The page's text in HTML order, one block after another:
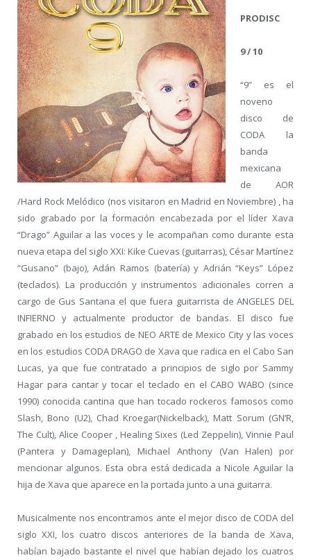
PRODISC
9 / 10
“9” es el
noveno
disco de
CODA la
banda
mexicana
de AOR
/Hard Rock Melódico (nos visitaron en Madrid en Noviembre) , ha
sido grabado por la formación encabezada por el líder Xava
“Drago” Aguilar a las voces y le acompañan como durante esta
nueva etapa del siglo XXI: Kike Cuevas (guitarras), César Martínez
“Gusano” (bajo), Adán Ramos (batería) y Adrián “Keys” López
(teclados). La producción y instrumentos adicionales corren a
cargo de Gus Santana el que fuera guitarrista de ANGELES DEL
INFIERNO y actualmente productor de bandas. El disco fue
grabado en los estudios de NEO ARTE de Mexico City y las voces
en los estudios CODA DRAGO de Xava que radica en el Cabo San
Lucas, ya que fue contratado a principios de siglo por Sammy
Hagar para cantar y tocar el teclado en el CABO WABO (since
1990) conocida cantina que han tocado rockeros famosos como
Slash, Bono (U2), Chad Kroegar(Nickelback), Matt Sorum (GN’R,
The Cult), Alice Cooper , Healing Sixes (Led Zeppelin), Vinnie Paul
(Pantera y Damageplan), Michael Anthony (Van Halen) por
mencionar algunos. Esta obra está dedicada a Nicole Aguilar la
hija de Xava que aparece en la portada junto a una guitarra.
Musicalmente nos encontramos ante el mejor disco de CODA del
siglo XXI, los cuatro discos anteriores de la banda de Xava,
habían bajado bastante el nivel que habían dejado los cuatros